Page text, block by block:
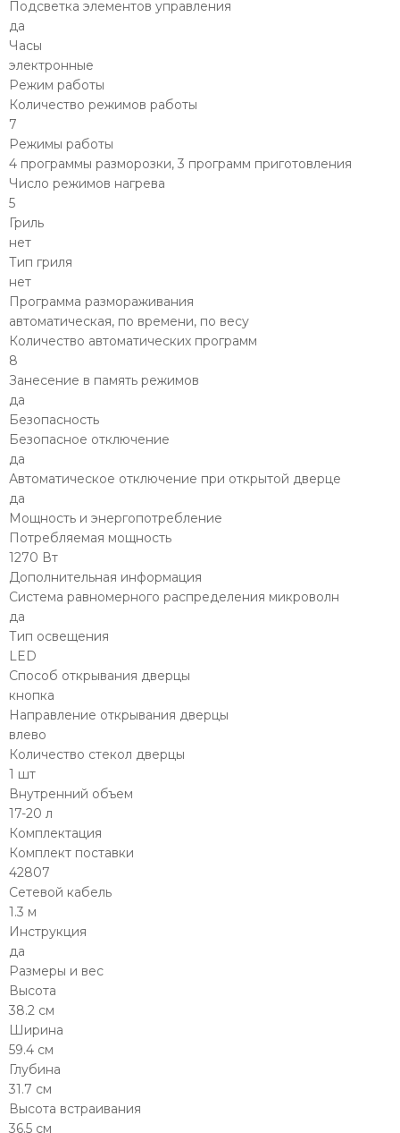
Подсветка элементов управления
да
Часы
электронные
Режим работы
Количество режимов работы
7
Режимы работы
4 программы разморозки, 3 программ приготовления
Число режимов нагрева
5
Гриль
нет
Тип гриля
нет
Программа размораживания
автоматическая, по времени, по весу
Количество автоматических программ
8
Занесение в память режимов
да
Безопасность
Безопасное отключение
да
Автоматическое отключение при открытой дверце
да
Мощность и энергопотребление
Потребляемая мощность
1270 Вт
Дополнительная информация
Система равномерного распределения микроволн
да
Тип освещения
LED
Способ открывания дверцы
кнопка
Направление открывания дверцы
влево
Количество стекол дверцы
1 шт
Внутренний объем
17-20 л
Комплектация
Комплект поставки
42807
Сетевой кабель
1.3 м
Инструкция
да
Размеры и вес
Высота
38.2 см
Ширина
59.4 см
Глубина
31.7 см
Высота встраивания
36.5 см